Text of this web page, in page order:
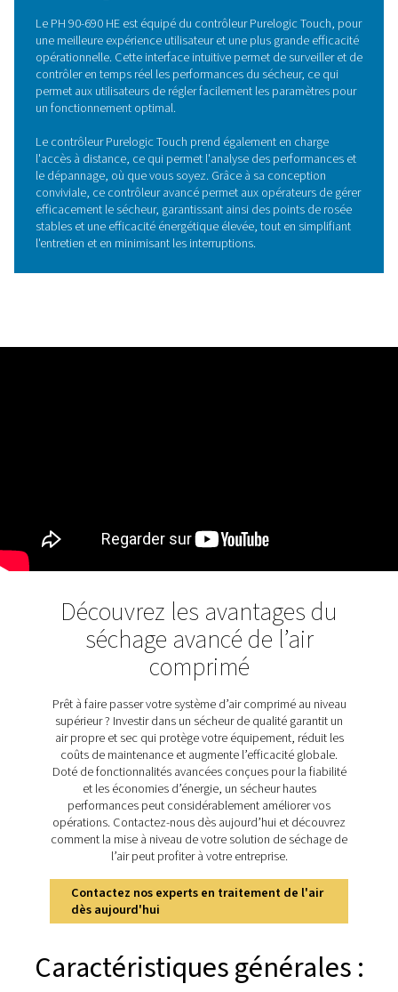
nouvelle norme en matière d’efficacité et de durabilité.
Contrairement aux billes de dessicant libres
dessicant structuré SoliDes est conçu avec une
uniforme et compacte qui favorise un flux d’air
ls pertes de pression. Ce format structuré garantit un
optimal avec l’air, ce qui entraîne un point de rosée
des performances de séchage améliorées.
De plus, le dessicant structuré a une durée de vie
résiste à la formation de poussière, un problème
les dessicants traditionnels qui peut obstruer
Contrôleur tactile avancé
Purelogic Touch